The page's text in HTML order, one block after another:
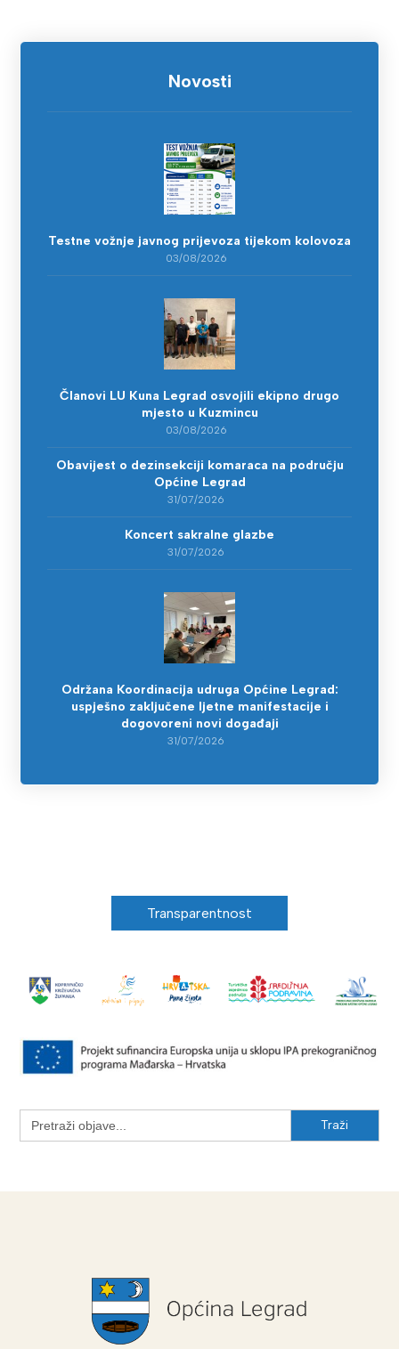
Novosti
Testne vožnje javnog prijevoza tijekom kolovoza
03/08/2026
Članovi LU Kuna Legrad osvojili ekipno drugo
mjesto u Kuzmincu
03/08/2026
Obavijest o dezinsekciji komaraca na području
Općine Legrad
31/07/2026
Koncert sakralne glazbe
31/07/2026
Održana Koordinacija udruga Općine Legrad:
uspješno zaključene ljetne manifestacije i
dogovoreni novi događaji
31/07/2026
Transparentnost
Search
for: